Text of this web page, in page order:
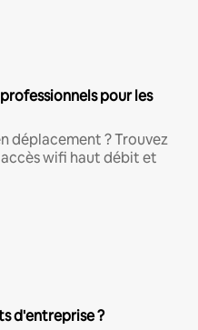
pour les
déplacement ? Trouvez
wifi haut débit et
d'entreprise ?